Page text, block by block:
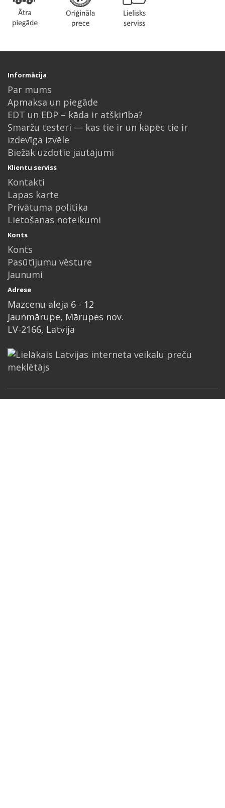
Informācija
Par mums
Apmaksa un piegāde
EDT un EDP – kāda ir atšķirība?
Smaržu testeri — kas tie ir un kāpēc tie ir
izdevīga izvēle
Biežāk uzdotie jautājumi
Klientu serviss
Kontakti
Lapas karte
Privātuma politika
Lietošanas noteikumi
Konts
Konts
Pasūtījumu vēsture
Jaunumi
Adrese
Mazcenu aleja 6 - 12
Jaunmārupe, Mārupes nov.
LV-2166, Latvija